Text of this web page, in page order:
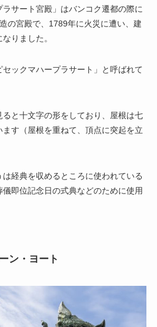
ラサート宮殿」はバンコク遷都の際に
の宮殿で、1789年に火災に遭い、建
りました。
ックマハープラサート」と呼ばれて
と十文字の形をしており、屋根は七
す（屋根を重ねて、頂点に突起を立
経典を収めるところに使われている
即位記念日の式典などのために使用
ン・ヨート